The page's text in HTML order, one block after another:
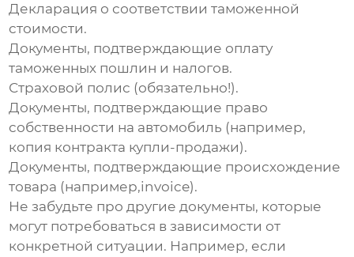
Декларация о соответствии таможенной
стоимости.
Документы, подтверждающие оплату
таможенных пошлин и налогов.
Страховой полис (обязательно!).
Документы, подтверждающие право
собственности на автомобиль (например,
копия контракта купли-продажи).
Документы, подтверждающие происхождение
товара (например,invoice).
Не забудьте про другие документы, которые
могут потребоваться в зависимости от
конкретной ситуации. Например, если